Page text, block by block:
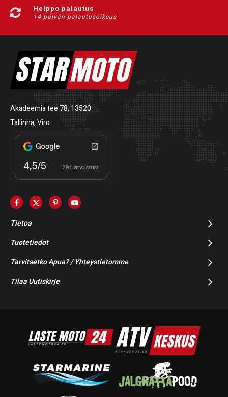
Helppo palautus
14 päivän palautusoikeus
Akadeemia tee 78, 13520
Tallinna, Viro
Tietoa
Tuotetiedot
Tarvitsetko Apua? / Yhteystietomme
Tilaa Uutiskirje